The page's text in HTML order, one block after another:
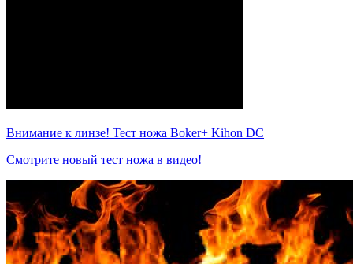
Внимание к линзе! Тест ножа Boker+ Kihon DC
Смотрите новый тест ножа в видео!